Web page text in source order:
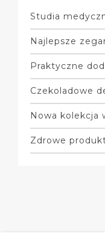
Studia
Najlepsze
Praktyczne
Czekoladowe
Nowa kolekcja
Zdrowe